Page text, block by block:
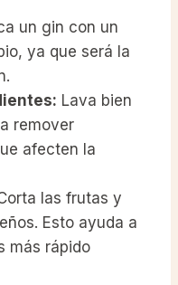
un gin con un
ya que será la
Lava bien
remover
afecten la
las frutas y
Esto ayuda a
más rápido